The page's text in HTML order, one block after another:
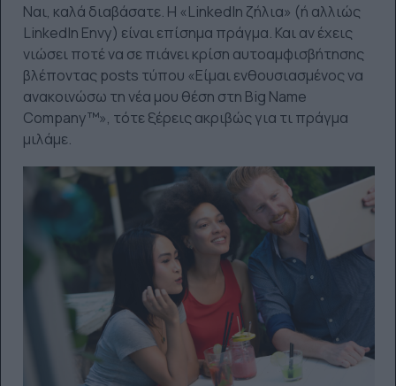
Ναι, καλά διαβάσατε. Η «LinkedIn ζήλια» (ή αλλιώς
LinkedIn Envy) είναι επίσημα πράγμα. Και αν έχεις
νιώσει ποτέ να σε πιάνει κρίση αυτοαμφισβήτησης
βλέποντας posts τύπου «Είμαι ενθουσιασμένος να
ανακοινώσω τη νέα μου θέση στη Big Name
Company™», τότε ξέρεις ακριβώς για τι πράγμα
μιλάμε.